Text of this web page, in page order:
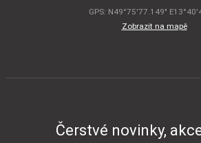
GPS: N49°75'77.149"
Zobrazit na mapě
Čerstvé novinky,